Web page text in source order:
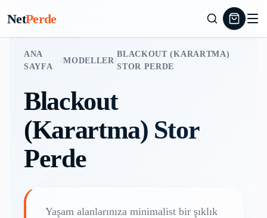
NetPerde
ANA
SAYFA
/MODELLER/
BLACKOUT (KARARTMA)
STOR PERDE
Blackout
(Karartma) Stor
Perde
Yaşam alanlarınıza minimalist bir şıklık